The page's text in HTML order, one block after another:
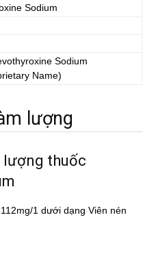
Sodium
Sodium
Name)
lượng
lượng thuốc
1 dưới dạng Viên nén